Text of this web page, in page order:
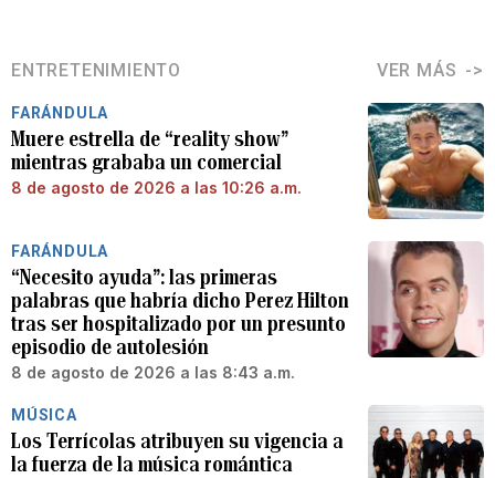
ENTRETENIMIENTO VER MÁS
FARÁNDULA
Muere estrella de “reality show”
mientras grababa un comercial
8 de agosto de 2026 a las 10:26 a.m.
FARÁNDULA
“Necesito ayuda”: las primeras
palabras que habría dicho Perez Hilton
tras ser hospitalizado por un presunto
episodio de autolesión
8 de agosto de 2026 a las 8:43 a.m.
MÚSICA
Los Terrícolas atribuyen su vigencia a
la fuerza de la música romántica